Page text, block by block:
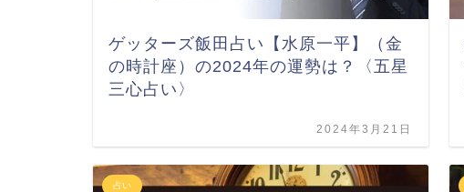
ゲッターズ飯田占い【水原一平】（金
の時計座）の2024年の運勢は？〈五星
三心占い〉
2024年3月21日
占い